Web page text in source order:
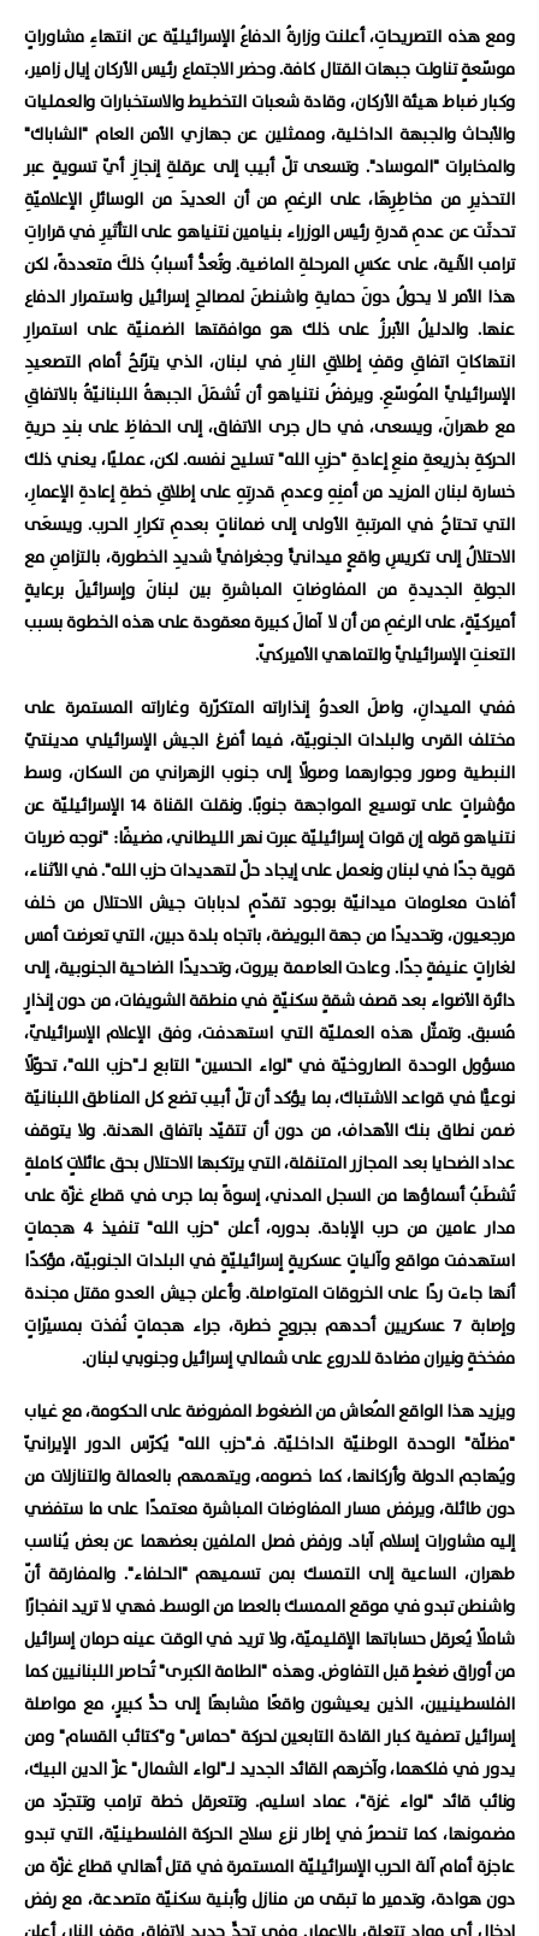
ومع هذه التصريحاتِ، أعلنت وزارةُ الدفاعُ الإسرائيليّة عن انتهاءِ مشاوراتٍ
موسّعةٍ تناولت جبهات القتال كافة. وحضر الاجتماع رئيس الأركان إيال زامير،
وكبار ضباط هيئة الأركان، وقادة شعبات التخطيط والاستخبارات والعمليات
والأبحاث والجبهة الداخلية، وممثلين عن جهازي الأمن العام "الشاباك"
والمخابرات "الموساد". وتسعى تلّ أبيب إلى عرقلةِ إنجازِ أيّ تسويةٍ عبر
التحذيرِ من مخاطِرِهَا، على الرغمِ من أن العديدَ من الوسائلِ الإعلاميّةِ
تحدثَت عن عدمِ قدرةِ رئيس الوزراء بنيامين نتنياهو على التأثيرِ في قراراتِ
ترامب الآنية، على عكسِ المرحلةِ الماضية. وتُعدُّ أسبابُ ذلكَ متعددةً، لكن
هذا الأمر لا يحولُ دونَ حمايةِ واشنطنَ لمصالحِ إسرائيل واستمرار الدفاع
عنها. والدليلُ الأبرزُ على ذلك هو موافقتها الضمنيّة على استمرارِ
انتهاكاتِ اتفاقِ وقفِ إطلاقِ النارِ في لبنان، الذي يترّنحُ أمام التصعيدِ
الإسرائيليِّ المُوسّعِ. ويرفضُ نتنياهو أن تُشمَلَ الجبهةُ اللبنانيّةُ بالاتفاقِ
مع طهرانَ، ويسعى، في حال جرى الاتفاق، إلى الحفاظِ على بندِ حريةِ
الحركةِ بذريعةِ منعِ إعادةِ "حزبِ الله" تسليح نفسه. لكن، عمليًا، يعني ذلك
خسارة لبنان المزيد من أمنِهِ وعدمِ قدرتِهِ على إطلاقِ خطةِ إعادةِ الإعمارِ،
التي تحتاجُ في المرتبةِ الأولى إلى ضماناتٍ بعدمِ تكرارِ الحرب. ويسعَى
الاحتلالُ إلى تكريسِ واقعٍ ميدانيٍّ وجغرافيٍّ شديدِ الخطورة، بالتزامنِ مع
الجولةِ الجديدةِ من المفاوضاتِ المباشرةِ بين لبنانَ وإسرائيلَ برعايةٍ
أميركيّةٍ، على الرغمِ من أن لا آمالَ كبيرة معقودة على هذه الخطوة بسبب
التعنتِ الإسرائيليِّ والتماهي الأميركيّ.
ففي الميدانِ، واصلَ العدوُ إنذاراته المتكرّرة وغاراته المستمرة على
مختلف القرى والبلدات الجنوبيّة، فيما أفرغ الجيش الإسرائيلي مدينتيّ
النبطية وصور وجوارهما وصولًا إلى جنوب الزهراني من السكان، وسط
مؤشراتٍ على توسيع المواجهة جنوبًا. ونقلت القناة 14 الإسرائيليّة عن
نتنياهو قوله إن قوات إسرائيليّة عبرت نهر الليطاني، مضيفًا: "نوجه ضربات
قوية جدًا في لبنان ونعمل على إيجاد حلّ لتهديدات حزب الله". في الأثناء،
أفادت معلومات ميدانيّة بوجود تقدّمٍ لدبابات جيش الاحتلال من خلف
مرجعيون، وتحديدًا من جهة البويضة، باتجاه بلدة دبين، التي تعرضت أمس
لغاراتٍ عنيفةٍ جدًا. وعادت العاصمة بيروت، وتحديدًا الضاحية الجنوبية، إلى
دائرة الأضواء بعد قصف شقةٍ سكنيّةٍ في منطقة الشويفات، من دون إنذارٍ
مُسبق. وتمثّل هذه العمليّة التي استهدفت، وفق الإعلام الإسرائيليّ،
مسؤول الوحدة الصاروخيّة في "لواء الحسين" التابع لـ"حزب الله"، تحوّلًا
نوعيًّا في قواعد الاشتباك، بما يؤكد أن تلّ أبيب تضع كل المناطق اللبنانيّة
ضمن نطاق بنك الأهداف، من دون أن تتقيّد باتفاق الهدنة. ولا يتوقف
عداد الضحايا بعد المجازر المتنقلة، التي يرتكبها الاحتلال بحق عائلاتٍ كاملةٍ
تُشطَبُ أسماؤها من السجل المدني، إسوةً بما جرى في قطاع غزّة على
مدار عامين من حرب الإبادة. بدوره، أعلن "حزب الله" تنفيذ 4 هجماتٍ
استهدفت مواقع وآلياتٍ عسكريةٍ إسرائيليّةٍ في البلدات الجنوبيّة، مؤكدًا
أنها جاءت ردًا على الخروقات المتواصلة. وأعلن جيش العدو مقتل مجندة
وإصابة 7 عسكريين أحدهم بجروحٍ خطرة، جراء هجماتٍ نُفذت بمسيّراتٍ
مفخخةٍ ونيران مضادة للدروع على شمالي إسرائيل وجنوبي لبنان.
ويزيد هذا الواقع المُعاش من الضغوط المفروضة على الحكومة، مع غياب
"مظلّة" الوحدة الوطنيّة الداخليّة. فـ"حزب الله" يُكرّس الدور الإيرانيّ
ويُهاجم الدولة وأركانها، كما خصومه، ويتهمهم بالعمالة والتنازلات من
دون طائلة، ويرفض مسار المفاوضات المباشرة معتمدًا على ما ستفضي
إليه مشاورات إسلام آباد. ورفض فصل الملفين بعضهما عن بعض يُناسب
طهران، الساعية إلى التمسك بمن تسميهم "الحلفاء". والمفارقة أنّ
واشنطن تبدو في موقع الممسك بالعصا من الوسط. فهي لا تريد انفجارًا
شاملًا يُعرقل حساباتها الإقليميّة، ولا تريد في الوقت عينه حرمان إسرائيل
من أوراق ضغطٍ قبل التفاوض. وهذه "الطامة الكبرى" تُحاصر اللبنانيين كما
الفلسطينيين، الذين يعيشون واقعًا مشابهًا إلى حدٍّ كبيرٍ، مع مواصلة
إسرائيل تصفية كبار القادة التابعين لحركة "حماس" و"كتائب القسام" ومن
يدور في فلكهما، وآخرهم القائد الجديد لـ"لواء الشمال" عزّ الدين البيك،
ونائب قائد "لواء غزة"، عماد اسليم. وتتعرقل خطة ترامب وتتجرّد من
مضمونها، كما تنحصرُ في إطار نزع سلاح الحركة الفلسطينيّة، التي تبدو
عاجزة أمام آلة الحرب الإسرائيليّة المستمرة في قتل أهالي قطاع غزّة من
دون هوادة، وتدمير ما تبقى من منازل وأبنية سكنيّة متصدعة، مع رفض